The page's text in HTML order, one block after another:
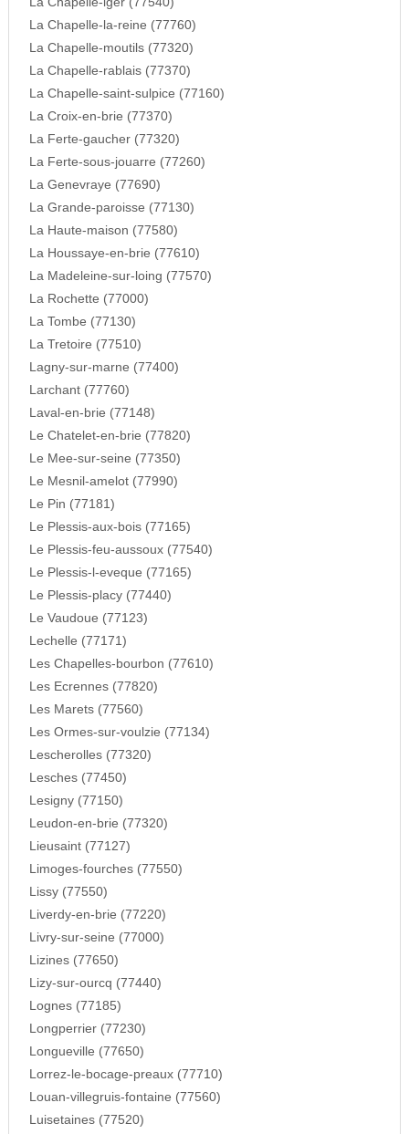
La Chapelle-la-reine (77760)
La Chapelle-moutils (77320)
La Chapelle-rablais (77370)
La Chapelle-saint-sulpice (77160)
La Croix-en-brie (77370)
La Ferte-gaucher (77320)
La Ferte-sous-jouarre (77260)
La Genevraye (77690)
La Grande-paroisse (77130)
La Haute-maison (77580)
La Houssaye-en-brie (77610)
La Madeleine-sur-loing (77570)
La Rochette (77000)
La Tombe (77130)
La Tretoire (77510)
Lagny-sur-marne (77400)
Larchant (77760)
Laval-en-brie (77148)
Le Chatelet-en-brie (77820)
Le Mee-sur-seine (77350)
Le Mesnil-amelot (77990)
Le Pin (77181)
Le Plessis-aux-bois (77165)
Le Plessis-feu-aussoux (77540)
Le Plessis-l-eveque (77165)
Le Plessis-placy (77440)
Le Vaudoue (77123)
Lechelle (77171)
Les Chapelles-bourbon (77610)
Les Ecrennes (77820)
Les Marets (77560)
Les Ormes-sur-voulzie (77134)
Lescherolles (77320)
Lesches (77450)
Lesigny (77150)
Leudon-en-brie (77320)
Lieusaint (77127)
Limoges-fourches (77550)
Lissy (77550)
Liverdy-en-brie (77220)
Livry-sur-seine (77000)
Lizines (77650)
Lizy-sur-ourcq (77440)
Lognes (77185)
Longperrier (77230)
Longueville (77650)
Lorrez-le-bocage-preaux (77710)
Louan-villegruis-fontaine (77560)
Luisetaines (77520)